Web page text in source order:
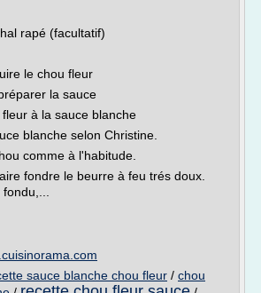
rapé (facultatif)
le chou fleur
la sauce
à la sauce blanche
blanche selon Christine.
comme à l'habitude.
fondre le beurre à feu trés doux.
sauce blanche chou fleur / chou